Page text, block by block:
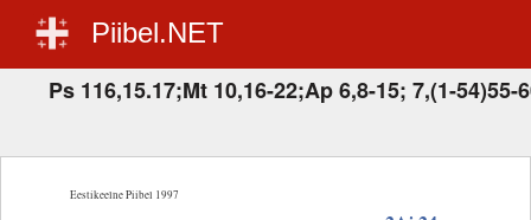
Piibel.NET
Ps 116,15.17;Mt 10,16-22;Ap 6,8-15; 7,(1-
Eestikeelne Piibel 1997